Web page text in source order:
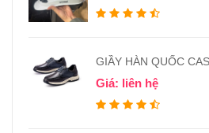
GIẦY HÀN QUỐC
Giá: liên hệ